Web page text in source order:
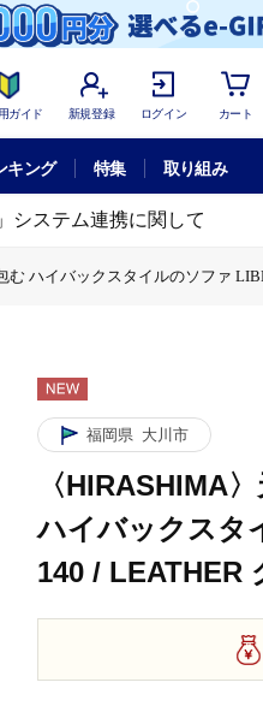
ガイド 新規登録 ログイン カート
キング 特集 取り組み
システム連携に関して
ハイバックスタイルのソファ
福岡県 大川市
〈HIRASHIMA
ハイバックスタ
140 / LEATHER